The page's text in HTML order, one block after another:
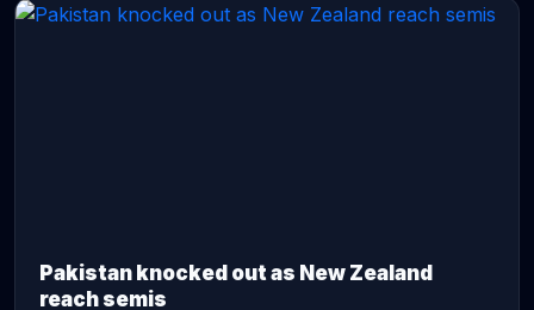
Pakistan knocked out as New Zealand
reach semis